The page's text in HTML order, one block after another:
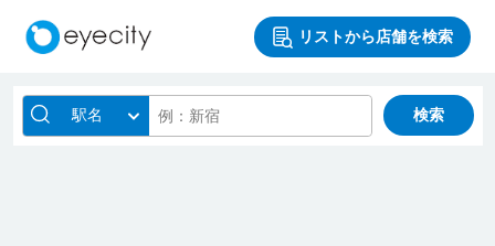
リストから店舗を検索
駅名 検索